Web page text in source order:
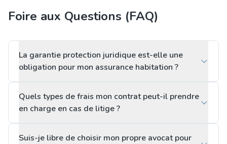
Foire aux Questions (FAQ)
La garantie protection juridique est-elle une
obligation pour mon assurance habitation ?
Quels types de frais mon contrat peut-il prendre
en charge en cas de litige ?
Suis-je libre de choisir mon propre avocat pour